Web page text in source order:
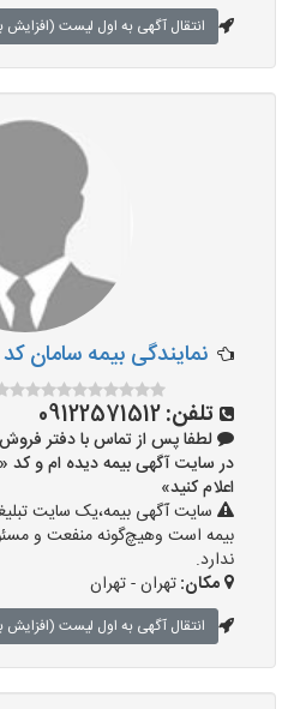
انتقال آگهی به اول لیست (افزایش
نمایندگی بیمه سامان کد 8130
تلفن:09122571512
لطفا پس از تماس با دفتر
اعلام کنید»
سایت آگهی بیمه،یک سایت
بیمه است وهیچ‌گونه منفعت و
ندارد.
مکان:تهران - تهران
انتقال آگهی به اول لیست (افزایش